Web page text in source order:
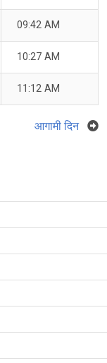
09:42 AM
10:27 AM
11:12 AM
आगामी दिन